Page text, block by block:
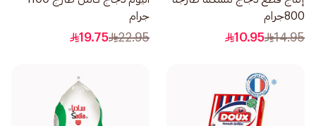
800جرام
14.95
10.95
جرام
22.95
19.75